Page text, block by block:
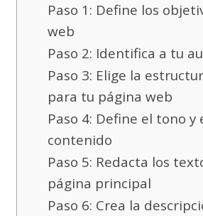
Paso 1: Define los
web
Paso 2: Identifica a tu
Paso 3: Elige la
para tu página web
Paso 4: Define el tono y
contenido
Paso 5: Redacta los
página principal
Paso 6: Crea la